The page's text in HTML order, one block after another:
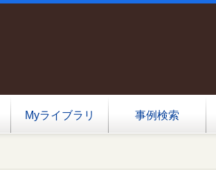
Myライブラリ 事例検索